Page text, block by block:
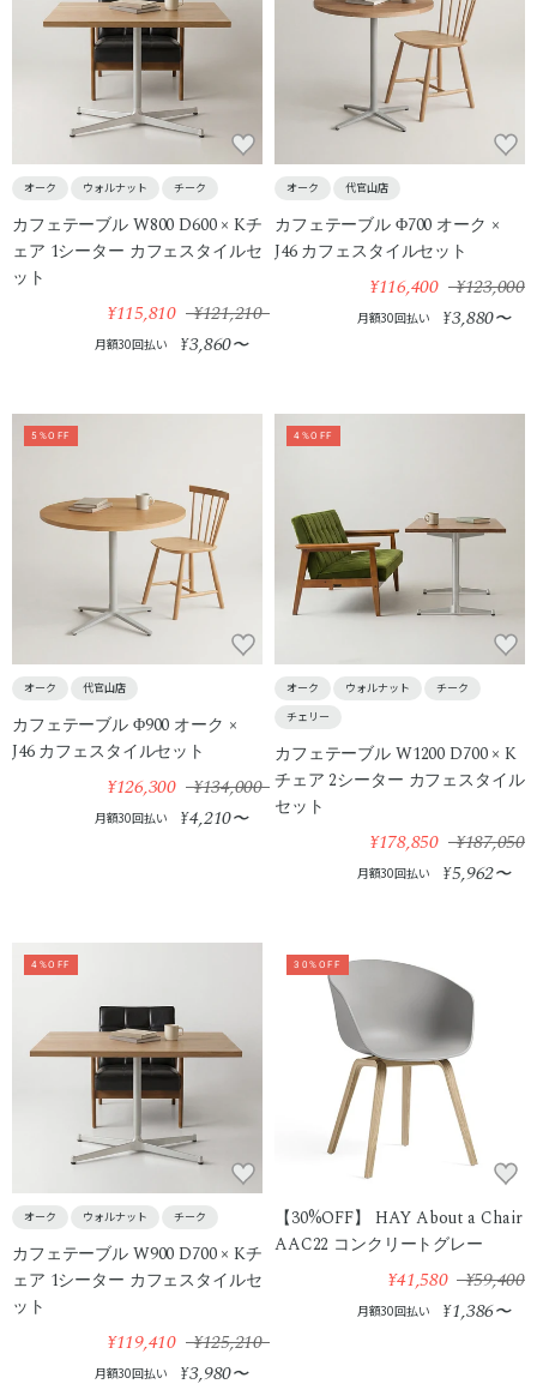
オーク ウォルナット チーク
カフェテーブル W800 D600 × Kチ
ェア 1シーター カフェスタイルセ
ット
¥115,810 ¥121,210
月額30回払い ¥3,860〜
オーク 代官山店
カフェテーブル Φ700 オーク ×
J46 カフェスタイルセット
¥116,400 ¥123,000
月額30回払い ¥3,880〜
5%OFF
オーク 代官山店
カフェテーブル Φ900 オーク ×
J46 カフェスタイルセット
¥126,300 ¥134,000
月額30回払い ¥4,210〜
4%OFF
オーク ウォルナット
チーク
チェリー
カフェテーブル W1200 D700 × K
チェア 2シーター カフェスタイル
セット
¥178,850 ¥187,050
月額30回払い ¥5,962〜
4%OFF
オーク ウォルナット チーク
カフェテーブル W900 D700 × Kチ
ェア 1シーター カフェスタイルセ
ット
¥119,410 ¥125,210
月額30回払い ¥3,980〜
30%OFF
【30%OFF】 HAY About a Chair
AAC22 コンクリートグレー
¥41,580 ¥59,400
月額30回払い ¥1,386〜